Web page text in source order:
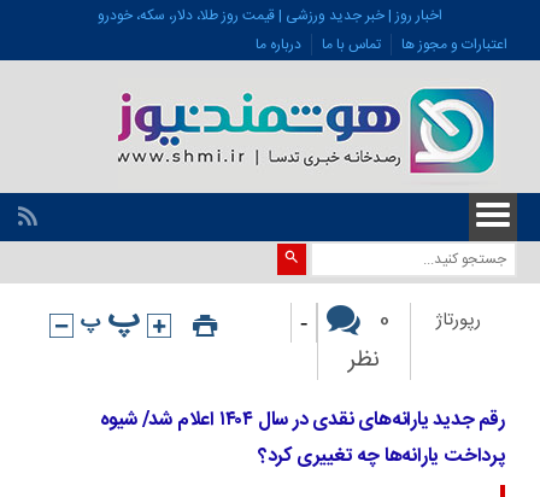
اخبار روز | خبر جدید ورزشی | قیمت روز طلا، دلار، سکه، خودرو
اعتبارات و مجوز ها
تماس با ما درباره ما
رپورتاژ
0
نظر
-
رقم جدید یارانه‌های نقدی در سال ۱۴۰۴ اعلام شد/ شیوه
پرداخت یارانه‌ها چه تغییری کرد؟